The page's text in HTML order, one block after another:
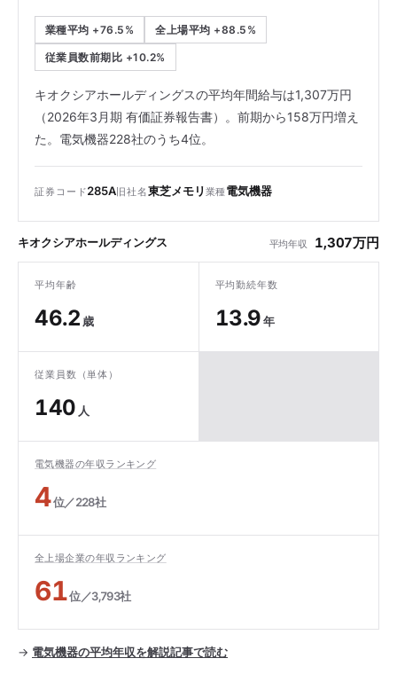
業種平均 +76.5% 全上場平均 +88.5%
従業員数前期比 +10.2%
キオクシアホールディングスの平均年間給与は1,307万円
（2026年3月期 有価証券報告書）。前期から158万円増え
た。電気機器228社のうち4位。
証券コード285A旧社名東芝メモリ業種電気機器
キオクシアホールディングス 平均年収 1,307万円
平均年齢
46.2 歳
平均勤続年数
13.9年
従業員数（単体）
140 人
電気機器の年収ランキング
4位／228社
全上場企業の年収ランキング
61位／3,793社
→ 電気機器の平均年収を解説記事で読む